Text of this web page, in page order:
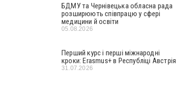
БДМУ та Чернівецька обласна рада
розширюють співпрацю у сфері
медицини й освіти
05.08.2026
Перший курс і перші міжнародні
кроки: Erasmus+ в Республіці Австрія
31.07.2026